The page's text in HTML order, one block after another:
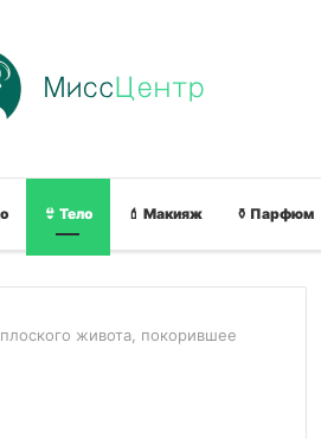
👙 Тело 💄 Макияж ⚱ Парфюм
живота, покорившее